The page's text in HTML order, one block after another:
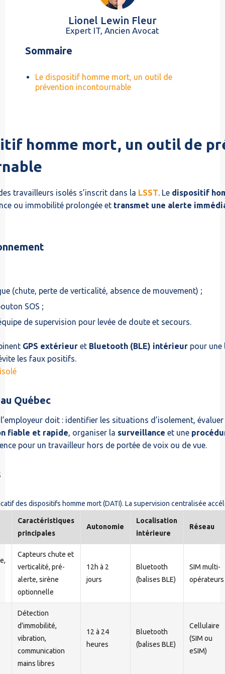
Lionel Lewin Fleur
Expert IT, Ancien Avocat
Sommaire
Le dispositif homme mort, un outil de
prévention incontournable
homme mort, un outil de
travailleurs isolés s’inscrit dans la LSST. Le dispositif
ou immobilité prolongée et transmet une alerte
(chute, perte de verticalité, absence de mouvement) ;
SOS ;
de supervision pour levée de doute et secours.
GPS extérieuret Bluetooth (BLE) intérieurpour une
les faux positifs.
Québec
doit : identifier les situations d’isolement,
fiable et rapide , organiser la surveillance et une
pour un travailleur hors de portée de voix ou de vue.
des dispositifs homme mort (DATI). La supervision centralisée
Caractéristiques
principales
Autonomie
Localisation
intérieure
Réseau
Capteurs chute et
verticalité, pré-
alerte, sirène
optionnelle
12h à 2
jours
Bluetooth
(balises BLE)
SIM multi-
opérateurs
Détection
d’immobilité,
vibration,
communication
mains libres
12 à 24
heures
Bluetooth
(balises BLE)
Cellulaire
(SIM ou
eSIM)